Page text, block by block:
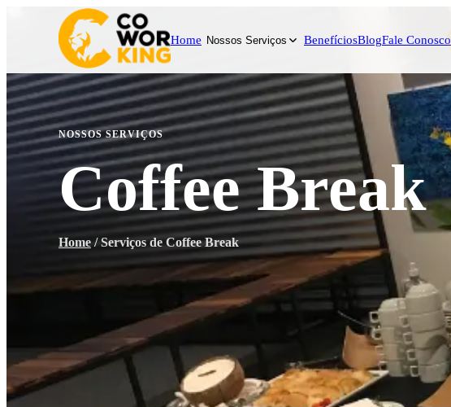
Home Nossos Serviços BenefíciosBlogFale Conosco
NOSSOS SERVIÇOS
Coffee Break
Home /Serviços de Coffee Break